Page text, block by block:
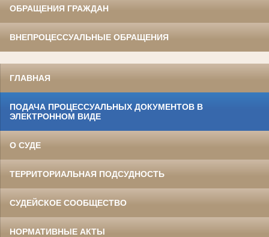
ОБРАЩЕНИЯ ГРАЖДАН
ВНЕПРОЦЕССУАЛЬНЫЕ ОБРАЩЕНИЯ
ГЛАВНАЯ
ПОДАЧА ПРОЦЕССУАЛЬНЫХ ДОКУМЕНТОВ В
ЭЛЕКТРОННОМ ВИДЕ
О СУДЕ
ТЕРРИТОРИАЛЬНАЯ ПОДСУДНОСТЬ
СУДЕЙСКОЕ СООБЩЕСТВО
НОРМАТИВНЫЕ АКТЫ